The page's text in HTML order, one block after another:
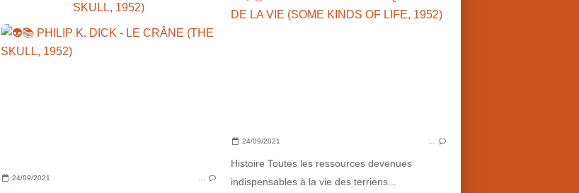
24/09/2021
Histoire Toutes les ressources devenues
indispensables à la vie des terriens...
SKULL, 1952)
MARS•1950'S
MARS•NOUVELLES
24/09/2021